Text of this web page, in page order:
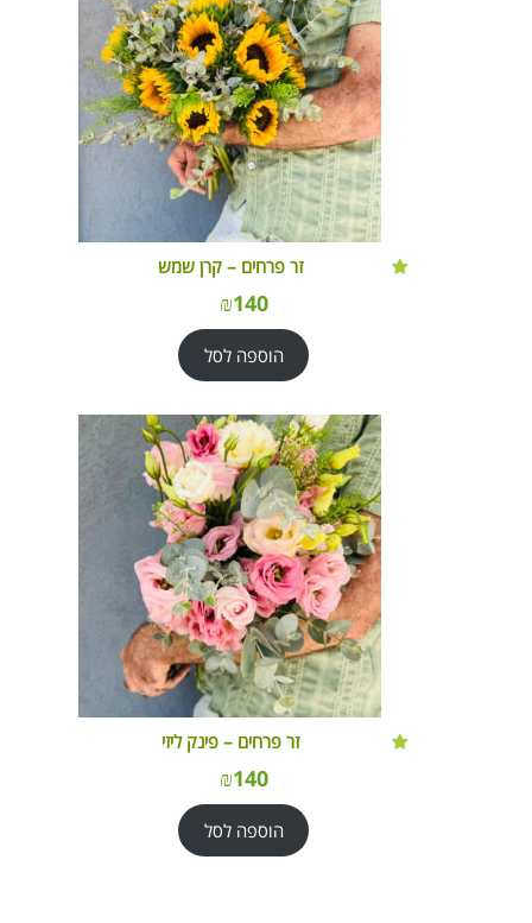
זר פרחים – קרן שמש
₪140
הוספה לסל
זר פרחים – פינק ליזי
₪140
הוספה לסל